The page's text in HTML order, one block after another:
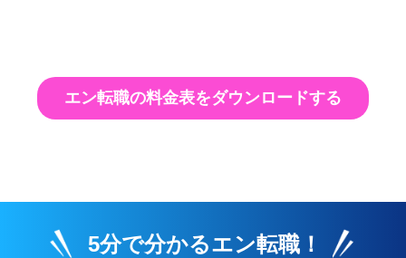
エン転職の料金表をダウンロードする
5分で分かるエン転職！